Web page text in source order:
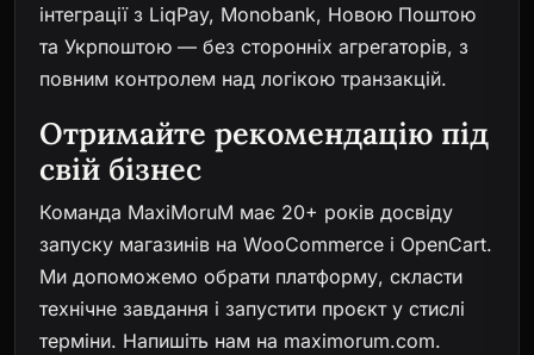
інтеграції з LiqPay, Monobank, Новою Поштою
та Укрпоштою — без сторонніх агрегаторів, з
повним контролем над логікою транзакцій.
Отримайте рекомендацію під
свій бізнес
Команда MaxiMoruM має 20+ років досвіду
запуску магазинів на WooCommerce і OpenCart.
Ми допоможемо обрати платформу, скласти
технічне завдання і запустити проєкт у стислі
терміни. Напишіть нам на maximorum.com.